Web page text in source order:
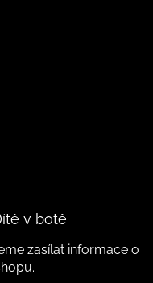
v botě
zasílat informace o